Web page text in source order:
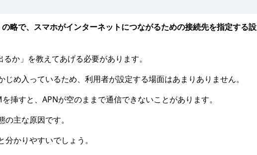
で、スマホがインターネットにつながるための接続先を指定する設
か」を教えてあげる必要があります。
め入っているため、利用者が設定する場面はあまりありません。
挿すと、APNが空のままで通信できないことがあります。
主な原因です。
かりやすいでしょう。